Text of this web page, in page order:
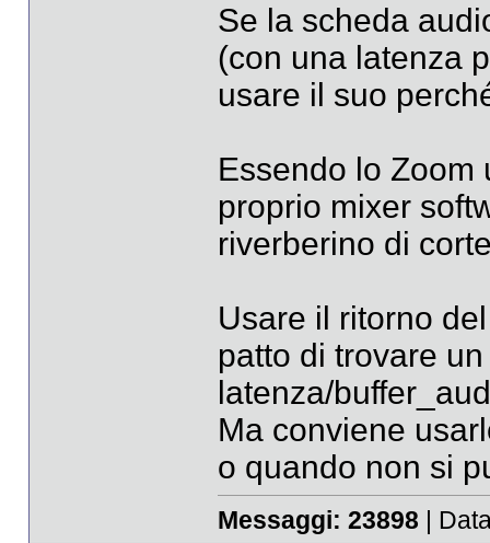
Se la scheda
(con una latenza
usare il suo
Essendo lo Zoom
proprio mixer
riverberino di
Usare il ritorno
patto di trovare
latenza/
Ma conviene
o quando non si
Messaggi: 23898 |